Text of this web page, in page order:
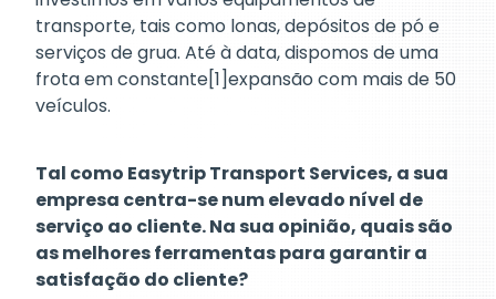
transporte, tais como lonas, depósitos de pó e
serviços de grua. Até à data, dispomos de uma
frota em constante[1]expansão com mais de 50
veículos.
Tal como Easytrip Transport Services, a sua
empresa centra-se num elevado nível de
serviço ao cliente. Na sua opinião, quais são
as melhores ferramentas para garantir a
satisfação do cliente?